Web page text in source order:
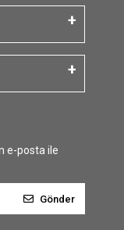
e-posta ile
Gönder